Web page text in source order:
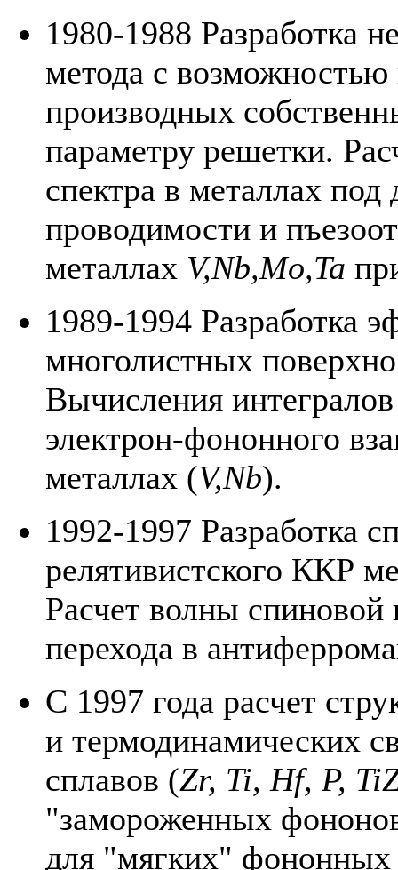
1980-1988 Разработка
метода с возможностью
производных
параметру решетки.
спектра в металлах
проводимости и
металлах V,Nb,Mo,Ta
1989-1994 Разработка
многолистных
Вычисления
электрон-фононного
металлах (V,Nb).
1992-1997 Разработка
релятивистского ККР
Расчет волны
перехода в
C 1997 года расчет
и термодинамических
сплавов (Zr, Ti, Hf, P,
"замороженных
для "мягких"